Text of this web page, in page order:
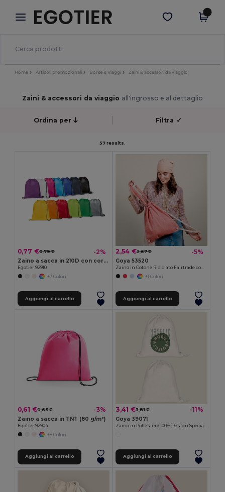
× App Egotier
Prezzi migliori sull'app!
Scarica app
Home Articoli promozionali Borse & Viaggi Zaini & accessori da viaggio
Zaini & accessori da viaggio all'ingrosso e al dettaglio
Ordina per Filtra ✓
57 results.
0,77 €0,79 € -2%
Zaino a sacca in 210D con cordoncini neri
Egotier 92910
+7 Colori
Aggiungi al carrello
2,54 €2,67 € -5%
Goya 53520
Zaino in Cotone Riciclato Fairtrade con Manici Lunghi MOOR
+1 Colori
Aggiungi al carrello
0,61 €0,63 € -3%
Zaino a sacca in TNT (80 g/m²)
Egotier 92904
+8 Colori
Aggiungi al carrello
3,41 €3,81 € -11%
Goya 39071
Aggiungi al carrello